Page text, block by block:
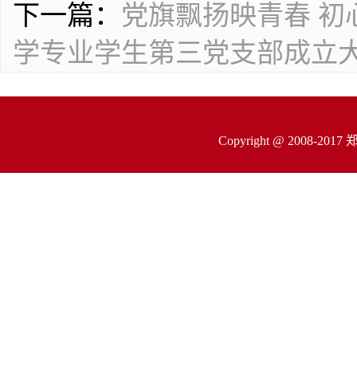
下一篇： 党旗飘扬映青春
学专业学生第三党支部成立
Copyright @ 2008-2017